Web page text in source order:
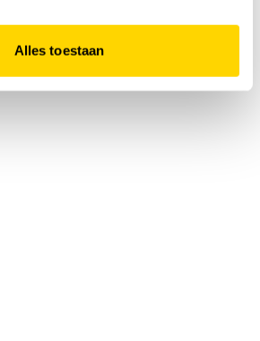
Alles toestaan